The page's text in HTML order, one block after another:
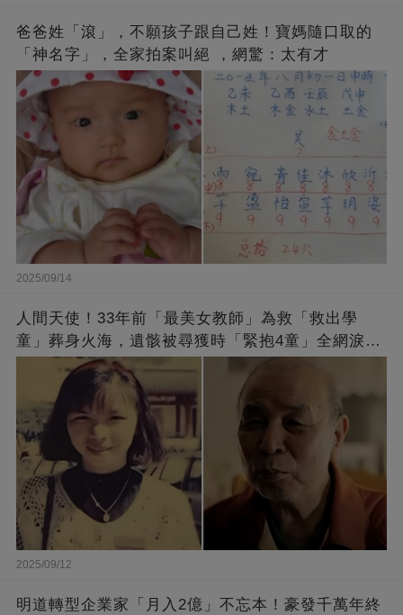
爸爸姓「滾」，不願孩子跟自己姓！寶媽隨口取的
「神名字」，全家拍案叫絕 ，網驚：太有才
2025/09/14
人間天使！33年前「最美女教師」為救「救出學
童」葬身火海，遺骸被尋獲時「緊抱4童」全網淚
崩：真正的英雄不該被遺忘
2025/09/12
明道轉型企業家「月入2億」不忘本！豪發千萬年終